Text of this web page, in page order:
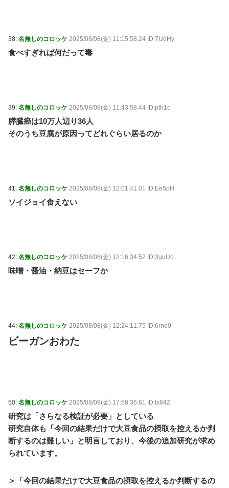
38: 名無しのコロッケ 2025/08/08(金) 11:15:58.24 ID:7UoHy
食べすぎれば何だって毒
39: 名無しのコロッケ 2025/08/08(金) 11:43:58.44 ID:pth1c
膵臓癌は10万人辺り36人
そのうち豆腐が原因ってどれぐらい居るのか
41: 名無しのコロッケ 2025/08/08(金) 12:01:41.01 ID:Ee5pH
ソイジョイ食えない
42: 名無しのコロッケ 2025/08/08(金) 12:16:34.52 ID:3guUo
味噌・醤油・納豆はセーフか
44: 名無しのコロッケ 2025/08/08(金) 12:24:11.75 ID:6rno0
ビーガンおわた
50: 名無しのコロッケ 2025/08/08(金) 17:58:36.61 ID:tx84Z
研究は「さらなる検証が必要」としている
研究自体も「今回の結果だけで大豆食品の摂取を控えるか判
断するのは難しい」と明言しており、今後の追加研究が求め
られています。
＞「今回の結果だけで大豆食品の摂取を控えるか判断するの